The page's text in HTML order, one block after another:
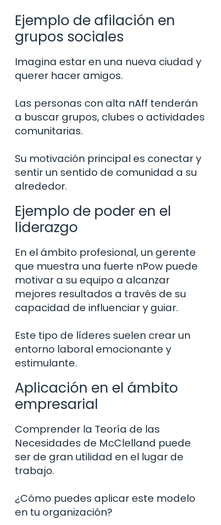
Ejemplo de afilación en
grupos sociales
Imagina estar en una nueva ciudad y
querer hacer amigos.
Las personas con alta nAff tenderán
a buscar grupos, clubes o actividades
comunitarias.
Su motivación principal es conectar y
sentir un sentido de comunidad a su
alrededor.
Ejemplo de poder en el
liderazgo
En el ámbito profesional, un gerente
que muestra una fuerte nPow puede
motivar a su equipo a alcanzar
mejores resultados a través de su
capacidad de influenciar y guiar.
Este tipo de líderes suelen crear un
entorno laboral emocionante y
estimulante.
Aplicación en el ámbito
empresarial
Comprender la Teoría de las
Necesidades de McClelland puede
ser de gran utilidad en el lugar de
trabajo.
¿Cómo puedes aplicar este modelo
en tu organización?